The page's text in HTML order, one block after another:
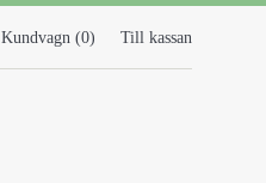
Kundvagn (0) Till kassan